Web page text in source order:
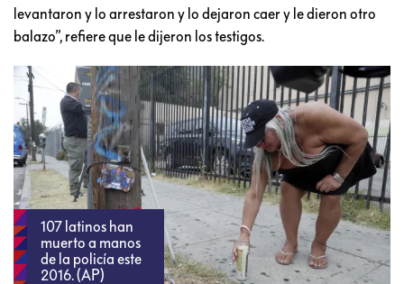
levantaron y lo arrestaron y lo dejaron caer y le dieron otro
balazo”, refiere que le dijeron los testigos.
107 latinos han
muerto a manos
de la policía este
2016. (AP)